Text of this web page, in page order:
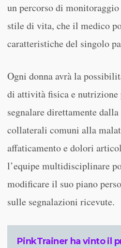
un percorso di
stile di vita, che il medico
caratteristiche del singolo
Ogni donna avrà la
di attività fisica e nutrizione
segnalare direttamente
collaterali comuni alla
affaticamento e dolori
l’equipe multidisciplinare
modificare il suo piano
sulle segnalazioni ricevute.
PinkTrainer ha vinto il